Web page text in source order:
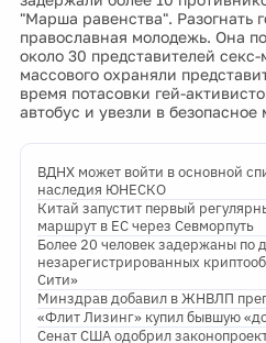
"Марша равенства". Разогнать
православная молодежь. Она
около 30 представителей
массового охраняли
время потасовки гей-
автобус и увезли в безопасное
ВДНХ может войти в основной
наследия ЮНЕСКО
Китай запустит первый
маршрут в ЕС через Севморпуть
Более 20 человек задержаны по
незарегистрированных
Сити»
Минздрав добавил в ЖНВЛП
«Флит Лизинг» купил бывшую
Сенат США одобрил